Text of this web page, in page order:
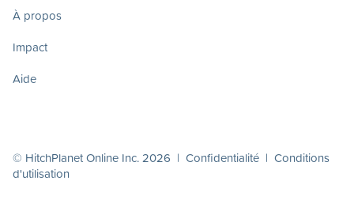
À propos
Impact
Aide
© HitchPlanet Online Inc. 2026 | Confidentialité | Conditions
d'utilisation